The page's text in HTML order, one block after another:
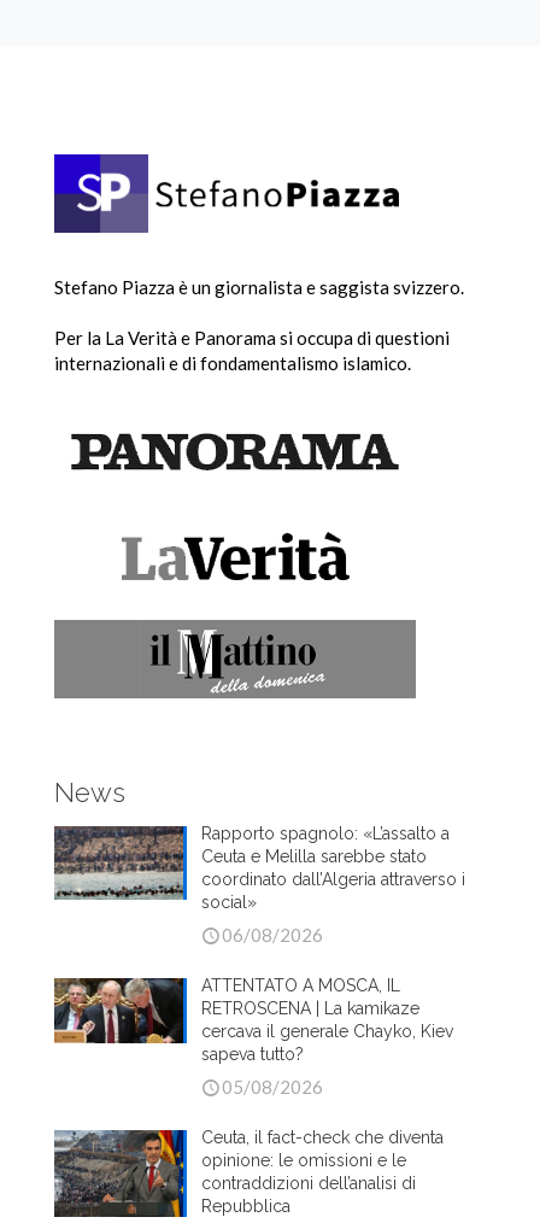
Stefano Piazza è un giornalista e saggista svizzero.
Per la La Verità e Panorama si occupa di questioni
internazionali e di fondamentalismo islamico.
News
Rapporto spagnolo: «L’assalto a
Ceuta e Melilla sarebbe stato
coordinato dall’Algeria attraverso i
social»
06/08/2026
ATTENTATO A MOSCA, IL
RETROSCENA | La kamikaze
cercava il generale Chayko, Kiev
sapeva tutto?
05/08/2026
Ceuta, il fact-check che diventa
opinione: le omissioni e le
contraddizioni dell’analisi di
Repubblica